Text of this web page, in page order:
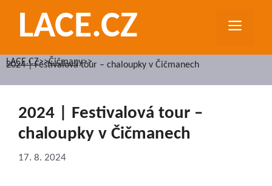
obsahLACE.CZ
LACE.CZ>>Čičmany>>
2024 | Festivalová tour – chaloupky v Čičmanech
2024 | Festivalová tour –
chaloupky v Čičmanech
17. 8. 2024